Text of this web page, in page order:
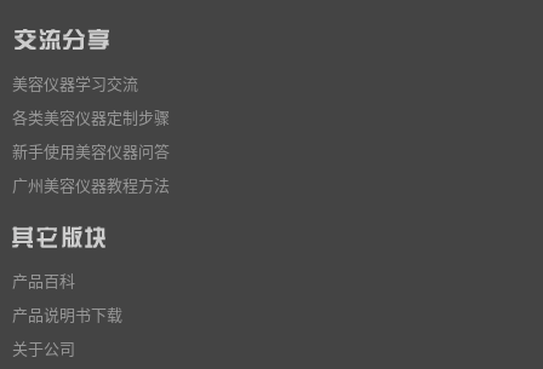
美容仪器学习交流
各类美容仪器定制步骤
新手使用美容仪器问答
广州美容仪器教程方法
产品百科
产品说明书下载
关于公司